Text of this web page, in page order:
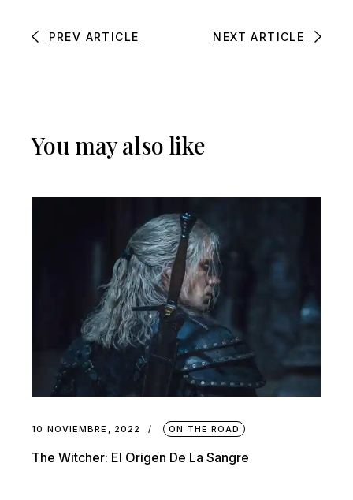
PREV ARTICLE NEXT ARTICLE
You may also like
10 NOVIEMBRE, 2022 ON THE ROAD
The Witcher: El Origen De La Sangre